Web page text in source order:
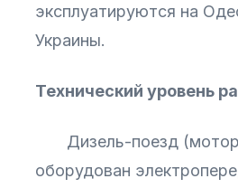
эксплуатируются на
Украины.
Технический уровень
Дизель-поезд
оборудован